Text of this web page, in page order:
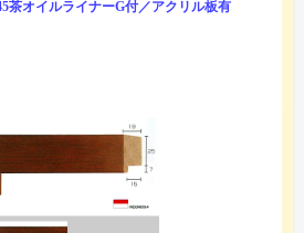
オイルライナーG付／アクリル板有